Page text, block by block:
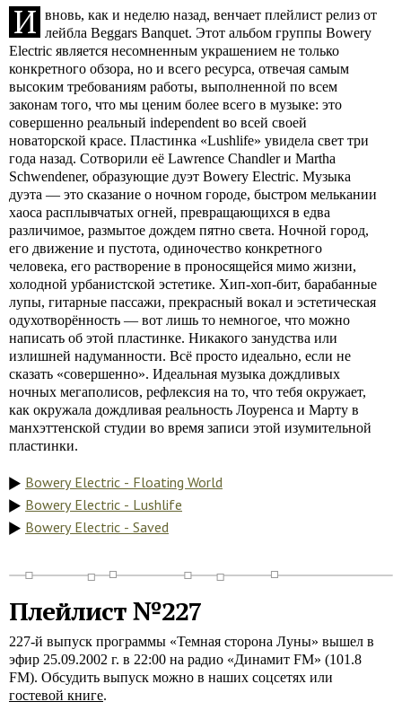
И вновь, как и неделю назад, венчает плейлист релиз от
лейбла Beggars Banquet. Этот альбом группы Bowery
Electric является несомненным украшением не только
конкретного обзора, но и всего ресурса, отвечая самым
высоким требованиям работы, выполненной по всем
законам того, что мы ценим более всего в музыке: это
совершенно реальный independent во всей своей
новаторской красе. Пластинка «Lushlife» увидела свет три
года назад. Сотворили её Lawrence Chandler и Martha
Schwendener, образующие дуэт Bowery Electric. Музыка
дуэта — это сказание о ночном городе, быстром мелькании
хаоса расплывчатых огней, превращающихся в едва
различимое, размытое дождем пятно света. Ночной город,
его движение и пустота, одиночество конкретного
человека, его растворение в проносящейся мимо жизни,
холодной урбанистской эстетике. Хип-хоп-бит, барабанные
лупы, гитарные пассажи, прекрасный вокал и эстетическая
одухотворённость — вот лишь то немногое, что можно
написать об этой пластинке. Никакого занудства или
излишней надуманности. Всё просто идеально, если не
сказать «совершенно». Идеальная музыка дождливых
ночных мегаполисов, рефлексия на то, что тебя окружает,
как окружала дождливая реальность Лоуренса и Марту в
манхэттенской студии во время записи этой изумительной
пластинки.
Bowery Electric - Floating World
Bowery Electric - Lushlife
Bowery Electric - Saved
Плейлист №227
227-й выпуск программы «Темная сторона Луны» вышел в
эфир 25.09.2002 г. в 22:00 на радио «Динамит FM» (101.8
FM). Обсудить выпуск можно в наших соцсетях или
гостевой книге.